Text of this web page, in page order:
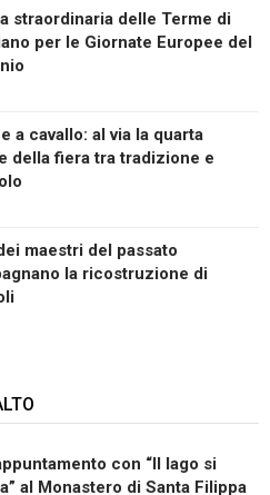
straordinaria delle Terme di
per le Giornate Europee del
a cavallo: al via la quarta
della fiera tra tradizione e
maestri del passato
la ricostruzione di
con “Il lago si
al Monastero di Santa Filippa